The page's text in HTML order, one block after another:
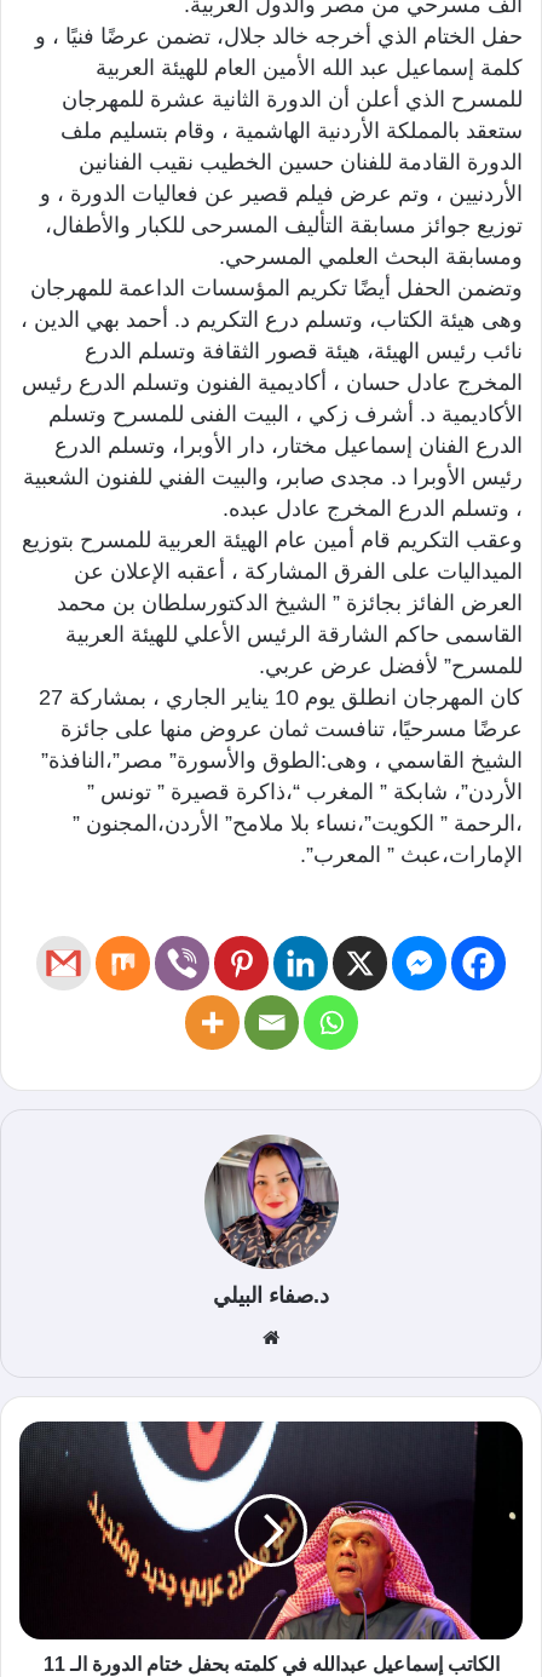
ألف مسرحي من مصر والدول العربية.
حفل الختام الذي أخرجه خالد جلال، تضمن عرضًا فنيًا ، و
كلمة إسماعيل عبد الله الأمين العام للهيئة العربية
للمسرح الذي أعلن أن الدورة الثانية عشرة للمهرجان
ستعقد بالمملكة الأردنية الهاشمية ، وقام بتسليم ملف
الدورة القادمة للفنان حسين الخطيب نقيب الفنانين
الأردنيين ، وتم عرض فيلم قصير عن فعاليات الدورة ، و
توزيع جوائز مسابقة التأليف المسرحى للكبار والأطفال،
ومسابقة البحث العلمي المسرحي.
وتضمن الحفل أيضًا تكريم المؤسسات الداعمة للمهرجان
وهى هيئة الكتاب، وتسلم درع التكريم د. أحمد بهي الدين ،
نائب رئيس الهيئة، هيئة قصور الثقافة وتسلم الدرع
المخرج عادل حسان ، أكاديمية الفنون وتسلم الدرع رئيس
الأكاديمية د. أشرف زكي ، البيت الفنى للمسرح وتسلم
الدرع الفنان إسماعيل مختار، دار الأوبرا، وتسلم الدرع
رئيس الأوبرا د. مجدى صابر، والبيت الفني للفنون الشعبية
، وتسلم الدرع المخرج عادل عبده.
وعقب التكريم قام أمين عام الهيئة العربية للمسرح بتوزيع
الميداليات على الفرق المشاركة ، أعقبه الإعلان عن
العرض الفائز بجائزة ” الشيخ الدكتورسلطان بن محمد
القاسمى حاكم الشارقة الرئيس الأعلي للهيئة العربية
للمسرح” لأفضل عرض عربي.
كان المهرجان انطلق يوم 10 يناير الجاري ، بمشاركة 27
عرضًا مسرحيًا، تنافست ثمان عروض منها على جائزة
الشيخ القاسمي ، وهى:الطوق والأسورة” مصر”،النافذة”
الأردن”، شابكة ” المغرب “،ذاكرة قصيرة ” تونس ”
،الرحمة ” الكويت”،نساء بلا ملامح” الأردن،المجنون ”
الإمارات،عبث ” المعرب”.
د.صفاء البيلي
الوي
ب
الكاتب إسماعيل عبدالله في كلمته بحفل ختام الدورة الـ 11